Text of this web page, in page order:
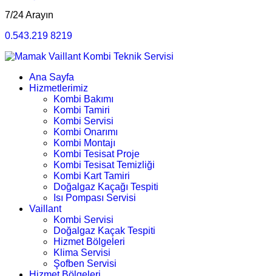
7/24 Arayın
0.543.219 8219
Ana Sayfa
Hizmetlerimiz
Kombi Bakımı
Kombi Tamiri
Kombi Servisi
Kombi Onarımı
Kombi Montajı
Kombi Tesisat Proje
Kombi Tesisat Temizliği
Kombi Kart Tamiri
Doğalgaz Kaçağı Tespiti
Isı Pompası Servisi
Vaillant
Kombi Servisi
Doğalgaz Kaçak Tespiti
Hizmet Bölgeleri
Klima Servisi
Şofben Servisi